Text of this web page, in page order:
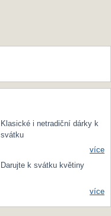
Klasické i netradiční dárky k
svátku
více
Darujte k svátku květiny
více